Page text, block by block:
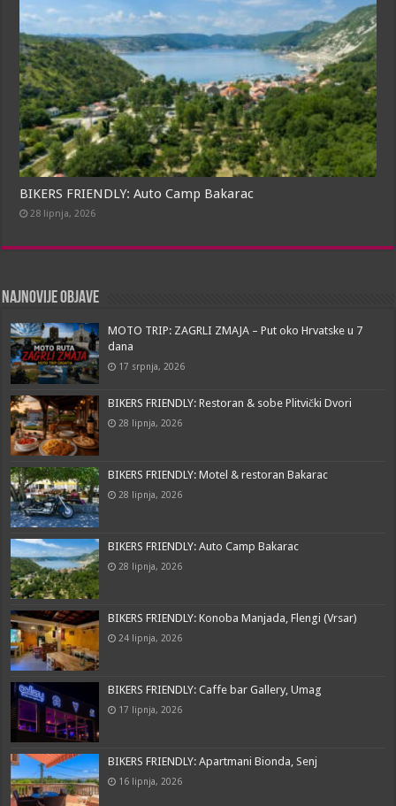
BIKERS FRIENDLY: Auto Camp Bakarac
28 lipnja, 2026
Najnovije objave
MOTO TRIP: ZAGRLI ZMAJA – Put oko Hrvatske u 7
dana
17 srpnja, 2026
BIKERS FRIENDLY: Restoran & sobe Plitvički Dvori
28 lipnja, 2026
BIKERS FRIENDLY: Motel & restoran Bakarac
28 lipnja, 2026
BIKERS FRIENDLY: Auto Camp Bakarac
28 lipnja, 2026
BIKERS FRIENDLY: Konoba Manjada, Flengi (Vrsar)
24 lipnja, 2026
BIKERS FRIENDLY: Caffe bar Gallery, Umag
17 lipnja, 2026
BIKERS FRIENDLY: Apartmani Bionda, Senj
16 lipnja, 2026